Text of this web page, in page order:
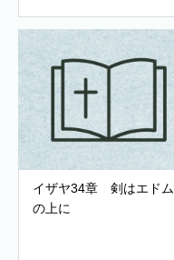
イザヤ34章 剣はエドム
の上に